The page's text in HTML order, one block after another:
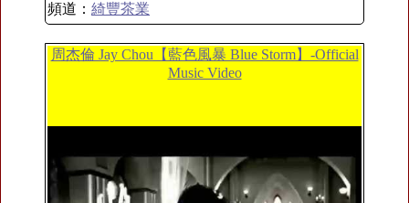
頻道： 綺豐茶業
周杰倫 Jay Chou【藍色風暴 Blue Storm】-Official
Music Video